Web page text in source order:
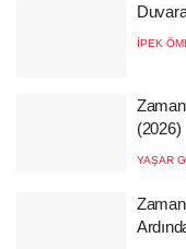
İPEK
(2026)
YAŞAR